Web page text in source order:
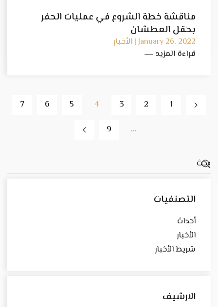
مناقشة خطة الشروع في عمليات الحفر
بحقل العطشان
January 26, 2022 | الأخبار
قراءة المزيد
1
2
3
4
5
6
7
…
9
التصنفيات
أحداث
الأخبار
شريط الأخبار
الارشيف